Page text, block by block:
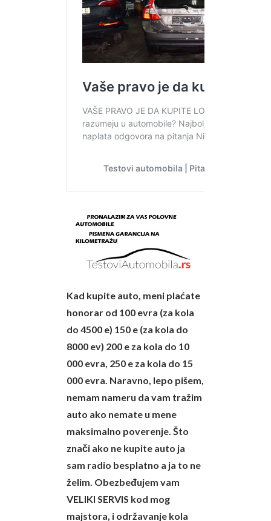
Kad kupite auto, meni plaćate
honorar od 100 evra (za kola
do 4500 e) 150 e (za kola do
8000 ev) 200 e za kola do 10
000 evra, 250 e za kola do 15
000 evra. Naravno, lepo pišem,
nemam nameru da vam tražim
auto ako nemate u mene
maksimalno poverenje. Što
znači ako ne kupite auto ja
sam radio besplatno a ja to ne
želim. Obezbeđujem vam
VELIKI SERVIS kod mog
majstora, i održavanje kola